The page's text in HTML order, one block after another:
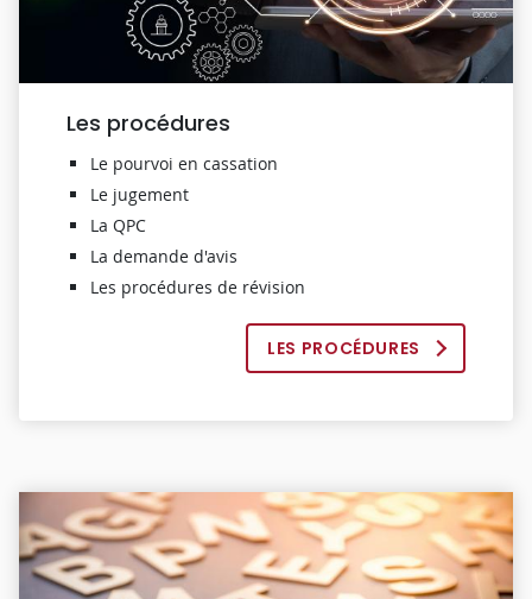
Les procédures
Le pourvoi en cassation
Le jugement
La QPC
La demande d'avis
Les procédures de révision
LES PROCÉDURES